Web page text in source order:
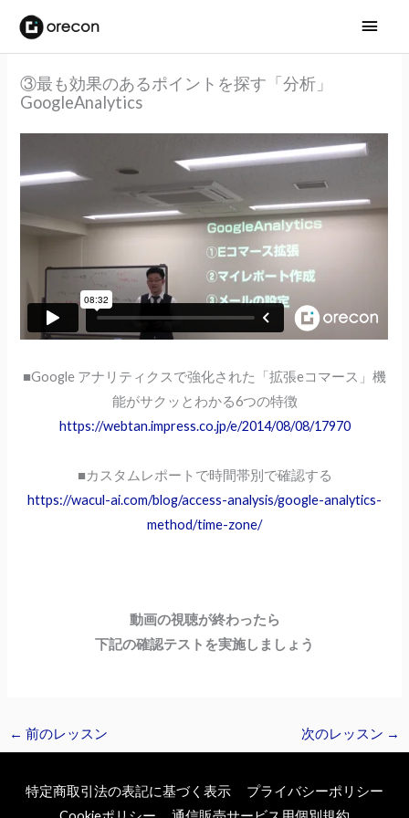
メ
イ
メ
ュ
③最も効果のあるポイントを探す「分析」
GoogleAnalytics
■Google アナリティクスで強化された「拡張eコマース」機
能がサクッとわかる6つの特徴
https://webtan.impress.co.jp/e/2014/08/08/17970
■カスタムレポートで時間帯別で確認する
https://wacul-ai.com/blog/access-analysis/google-analytics-
method/time-zone/
動画の視聴が終わったら
下記の確認テストを実施しましょう
← 前のレッスン 次のレッスン →
特定商取引法の表記に基づく表示
プライバシーポリシー